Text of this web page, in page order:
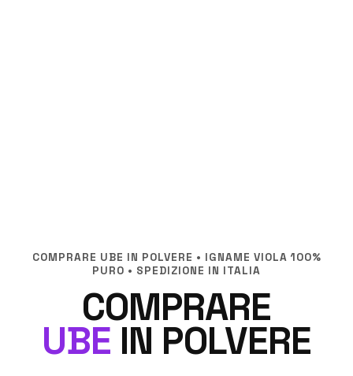
COMPRARE UBE IN POLVERE • IGNAME VIOLA 100%
PURO • SPEDIZIONE IN ITALIA
COMPRARE
UBE IN POLVERE